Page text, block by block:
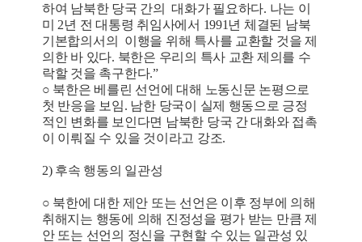
하여 남북한 당국 간의 대화가 필요하다. 나는 이
미 2년 전 대통령 취임사에서 1991년 체결된 남북
기본합의서의 이행을 위해 특사를 교환할 것을 제
의한 바 있다. 북한은 우리의 특사 교환 제의를 수
락할 것을 촉구한다.”
○ 북한은 베를린 선언에 대해 노동신문 논평으로
첫 반응을 보임. 남한 당국이 실제 행동으로 긍정
적인 변화를 보인다면 남북한 당국 간 대화와 접촉
이 이뤄질 수 있을 것이라고 강조.
2) 후속 행동의 일관성
○ 북한에 대한 제안 또는 선언은 이후 정부에 의해
취해지는 행동에 의해 진정성을 평가 받는 만큼 제
안 또는 선언의 정신을 구현할 수 있는 일관성 있